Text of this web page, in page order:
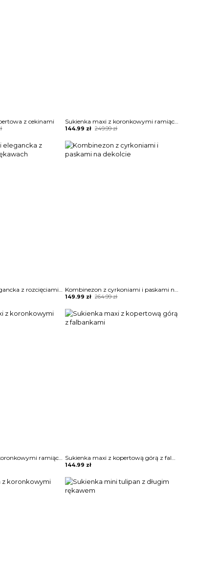
z cekinami Sukienka maxi z koronkowymi ramiączkami
249.99zł
Original
was:
249.99 zł.
144.99 zł
Current
is:
144.99 zł.
Sukienka mini elegancka z rozcięciami na rękawach Kombinezon z cyrkoniami i paskami na dekolcie
264.99zł
Original
was:
264.99 zł.
149.99 zł
Current
is:
149.99 zł.
Sukienka maxi z koronkowymi ramiączkami Sukienka maxi z kopertową górą z falbankami
144.99 zł